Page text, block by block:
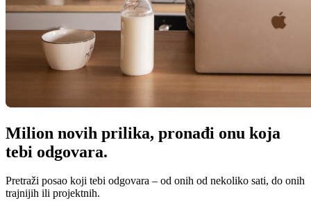
Milion novih prilika, pronađi onu koja
tebi odgovara.
Pretraži posao koji tebi odgovara – od onih od nekoliko sati, do onih
trajnijih ili projektnih.